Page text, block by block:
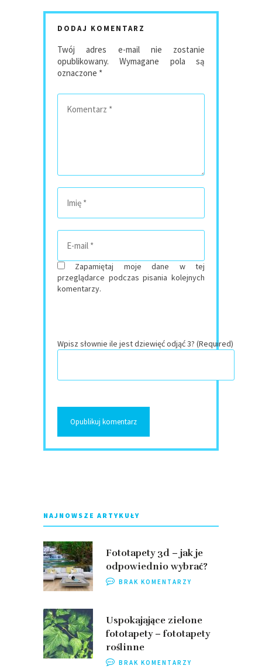
DODAJ KOMENTARZ
Twój adres e-mail nie zostanie
opublikowany.
Wymagane pola są
oznaczone *
Zapamiętaj moje dane w tej
przeglądarce podczas pisania kolejnych
komentarzy.
Wpisz słownie ile jest dziewięć odjąć 3? (Required)
NAJNOWSZE ARTYKUŁY
Fototapety 3d – jak je
odpowiednio wybrać?
BRAK KOMENTARZY
Uspokajające zielone
fototapety – fototapety
roślinne
BRAK KOMENTARZY